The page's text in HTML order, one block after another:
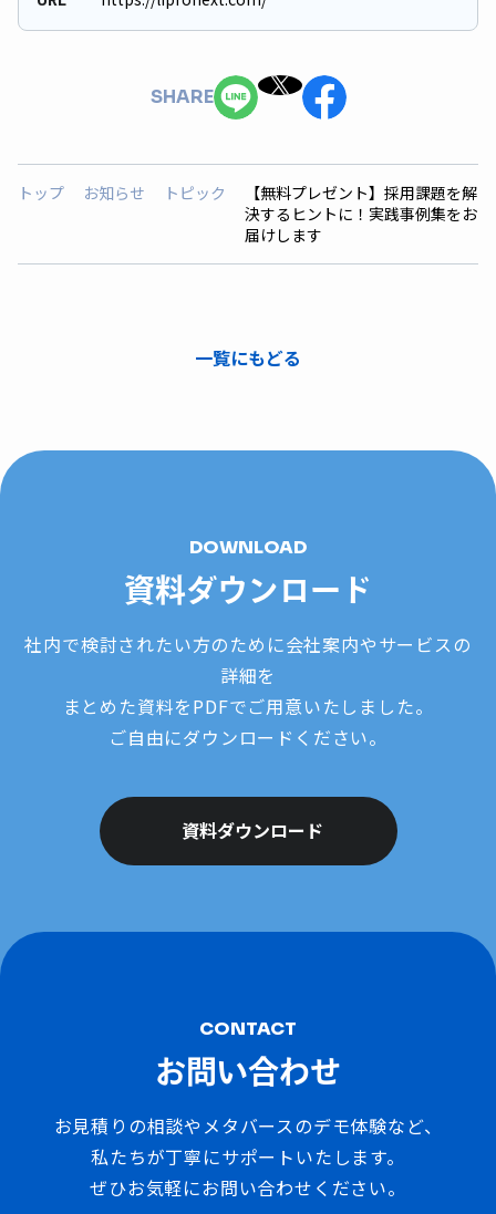
SHARE
トップ お知らせ トピック
【無料プレゼント】採用課題を解
決するヒントに！実践事例集をお
届けします
一覧にもどる
DOWNLOAD
資料ダウンロード
社内で検討されたい方のために会社案内やサービスの
詳細を
まとめた資料をPDFでご用意いたしました。
ご自由にダウンロードください。
資料ダウンロード
CONTACT
お問い合わせ
お見積りの相談やメタバースのデモ体験など、
私たちが丁寧にサポートいたします。
ぜひお気軽にお問い合わせください。